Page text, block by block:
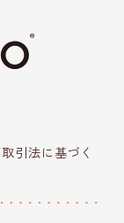
引法に基づく